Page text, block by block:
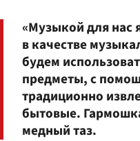
«Музыкой для нас
в качестве
будем
предметы, с
традиционно
бытовые.
медный таз.